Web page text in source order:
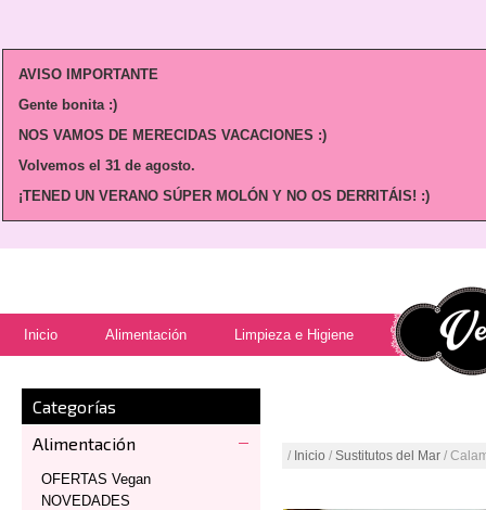
AVISO IMPORTANTE
Gente bonita :)
NOS VAMOS DE MERECIDAS VACACIONES :)
Volvemos el 31 de agosto.
¡TENED UN VERANO SÚPER MOLÓN Y NO OS DERRITÁIS! :)
Inicio Alimentación Limpieza e Higiene
Categorías
Alimentación
OFERTAS Vegan
NOVEDADES
/ Inicio / Sustitutos del Mar /